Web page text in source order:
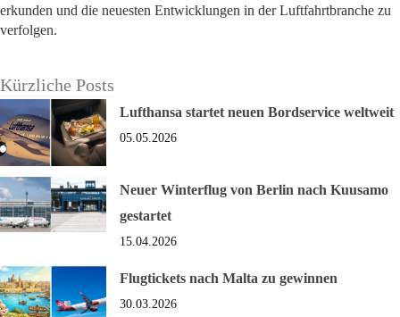
erkunden und die neuesten Entwicklungen in der Luftfahrtbranche zu
verfolgen.
Kürzliche Posts
Lufthansa startet neuen Bordservice weltweit
05.05.2026
Neuer Winterflug von Berlin nach Kuusamo
gestartet
15.04.2026
Flugtickets nach Malta zu gewinnen
30.03.2026